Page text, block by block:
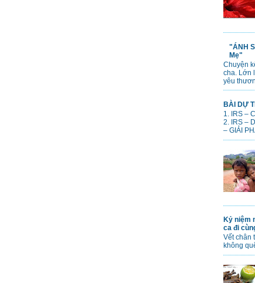
"ÁNH
Mẹ"
Chuyện
cha. Lớn
yêu
BÀI DỰ
1. IRS –
2. IRS –
– GIẢI
Kỷ niệm
ca đi
Vết chân
không